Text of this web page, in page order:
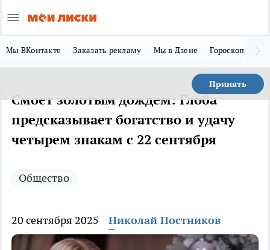
Мы ВКонтакте Заказать рекламу Мы в Дзене Гороскоп
Принять
Смоет золотым дождем: Глоба
предсказывает богатство и удачу
четырем знакам с 22 сентября
Общество
20 сентября 2025 Николай Постников